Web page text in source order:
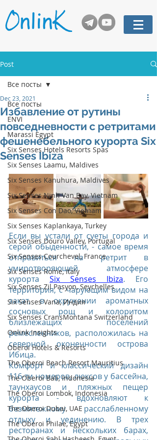
Post
Все посты
ENVI
Marassi Egypt
Six Senses Hotels Resorts Spas
Six Senses Laamu, Maldives
Six Senses Kanuhura, Maldives
Six Senses Ninh Van Bay, Vietnam
Six Senses Con Dao, Vietnam
Six Senses Kaplankaya, Turkey
Six Senses Douro Valley, Portugal
Six Senses Courchevel, France
Six Senses Rome, Italy
Six Senses Zil Pasyon, Seychelles
Six Senses Vana, Индия
Six Senses CransMontana Switzerland
Onlink Insights
Oberoi Hotels & Resorts
The Oberoi Beach Resort Mauritius
The Oberoi Bali, Indonesia
The Oberoi Lombok, Indonesia
The Oberoi Dubai, UAE
The Oberoi Philae, Egypt
Все посты
Избавление от рутины
повседневности с ретритами
фешенебельного курорта Six
Senses Ibiza
Dec 23, 2021
Если вы устали от суеты города и
серой обыденности, - самое время
отправиться на ретрит в
умиротворяющей атмосфере
курорта Six Senses Ibiza. Его
территория, с чарующим видом на
закат, в окружении ароматных
сосновых рощ и колоритом
близлежащих поселений
ремесленников, расположилась на
северной оконечности острова
Ибица.
Комфорт и классический дизайн
116-ти номеров, люксов у бассейна,
таунхаусов и пляжных пещер
курорта - вдохновляют к
безмятежному расслабленному
отдыху и уединению. В трех
ресторанах и нескольких барах,